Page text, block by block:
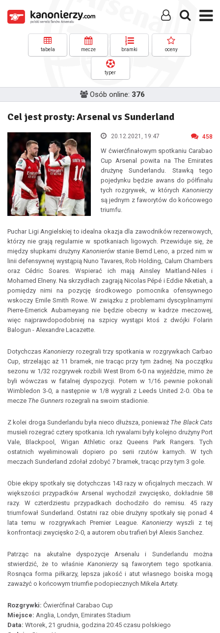
tabela mecze bramki oceny
typer
Osób online: 376
Cel jest prosty: Arsenal vs Sunderland
20.12.2021, 19:47 458
W ćwierćfinałowym spotkaniu Carabao
Cup Arsenal powita na The Emirates
drużynę Sunderlandu. Stawką tego
pojedynku będzie awans do półfinału
tych rozgrywek, w których Kanonierzy
są jednym z faworytów do końcowego
triumfu.
Puchar Ligi Angielskiej to idealna okazja dla zawodników rezerwowych,
którzy nie grają regularnie w spotkaniach ligowych. Przewiduje się, że
między słupkami drużyny Kanonierówstanie Bernd Leno, a przed nim w
linii defensywnej wystąpią Nuno Tavares, Rob Holding, Calum Chambers
oraz Cédric Soares. Wspierać ich mają Ainsley Maitland-Niles i
Mohamed Elneny. Na skrzydłach zagrają Nicolas Pépé i Eddie Nketiah, a
pomiędzy nimi na pozycję środkowego pomocnika ofensywnego
wskoczy Emile Smith Rowe. W związku z problemami dyscyplinarnymi
Pierre-Emerick Aubameyang nie będzie obecny w kadrze meczowej,
więc najprawdopodobniej na szpicy wystąpi ktoś z dwójki Folarin
Balogun - Alexandre Lacazette.
DotychczasKanonierzyrozegrali trzy spotkania w rozgrywkach Carbao
Cup, strzelając aż 11 bramek, nie tracąc przy tym żadnej. Na początku
sezonu w 1/32 rozgrywek rozbili West Brom 6-0 na wyjeździe, mimo że
byli wówczas w fatalnej dyspozycji. Potem w 1/16 pewnie pokonali
Wimbledon 3-0, a następnie w 1/8 wygrali z Leeds United 2-0. Oba te
mecze The Gunners rozegrali na swoim stadionie.
Z kolei droga Sunderlandu była nieco dłuższa, ponieważ The Black Cats
musieli rozegrać cztery spotkania. Ich rywalami były kolejno drużyny Port
Vale, Blackpool, Wigan Athletic oraz Queens Park Rangers. Tych
ostatnich wyeliminowali dopiero po serii rzutów karnych. W tych
meczach Sunderland zdołał zdobyć 7 bramek, tracąc przy tym 3 gole.
Obie ekipy spotkały się dotychczas 143 razy w oficjalnych meczach. W
większości przypadków Arsenal wychodził zwycięsko, dokładnie 58
razy. W czterdziestu przypadkach dochodziło do remisu. 45 razy
triumfował Sunderland. Ostatni raz obie drużyny spotkały się ponad 4
lata temu w rozgrywkach Premier League. Kanonierzywyszli z tej
konfrontacji zwycięsko 2-0, a autorem obu trafień był Alexis Sanchez.
Patrząc na akutalne dyspozycje Arsenalu i Sunderlandu można
stwierdzić, że to właśnie Kanonierzysą faworytem tego spotkania.
Rosnąca forma piłkarzy, lepsza jakość i atut własnego boiska mogą
zaważyć o końcowym triumfie podopiecznych Mikela Artety.
Rozgrywki: Ćwierćfinał Carabao Cup
Miejsce: Anglia, Londyn, Emirates Stadium
Data: Wtorek, 21 grudnia, godzina 20:45 czasu polskiego